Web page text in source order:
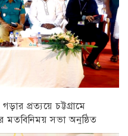
প্রত্যয়ে চট্টগ্রামে
সভা অনুষ্ঠিত